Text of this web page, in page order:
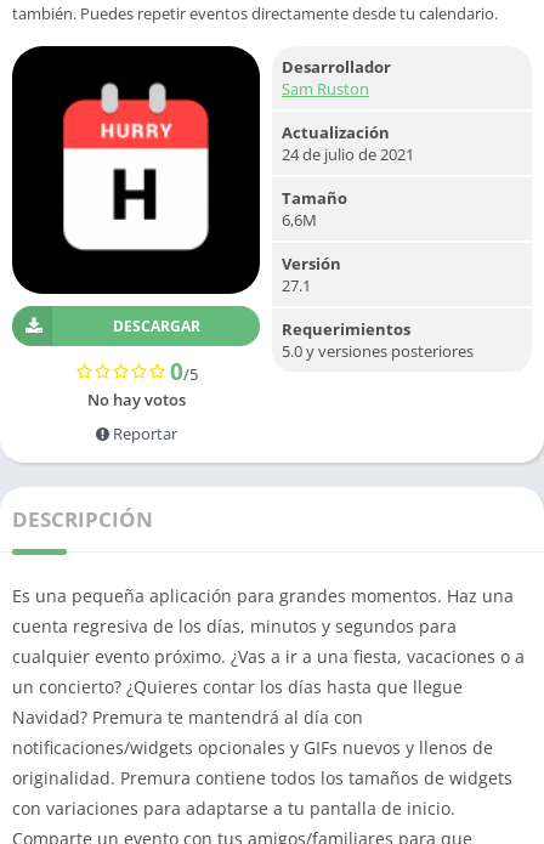
también. Puedes repetir eventos directamente desde tu calendario.
DESCARGAR
0/5
No hay votos
Reportar
Desarrollador
Sam Ruston
Actualización
24 de julio de 2021
Tamaño
6,6M
Versión
27.1
Requerimientos
5.0 y versiones posteriores
DESCRIPCIÓN
Es una pequeña aplicación para grandes momentos. Haz una
cuenta regresiva de los días, minutos y segundos para
cualquier evento próximo. ¿Vas a ir a una fiesta, vacaciones o a
un concierto? ¿Quieres contar los días hasta que llegue
Navidad? Premura te mantendrá al día con
notificaciones/widgets opcionales y GIFs nuevos y llenos de
originalidad. Premura contiene todos los tamaños de widgets
con variaciones para adaptarse a tu pantalla de inicio.
Comparte un evento con tus amigos/familiares para que